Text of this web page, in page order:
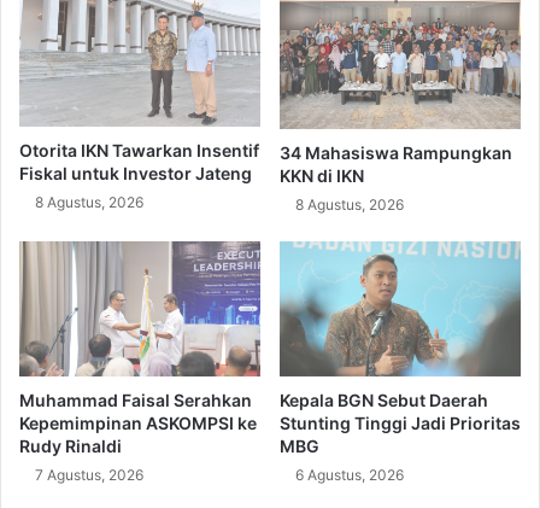
Otorita IKN Tawarkan Insentif
Fiskal untuk Investor Jateng
8 Agustus, 2026
34 Mahasiswa Rampungkan
KKN di IKN
8 Agustus, 2026
Muhammad Faisal Serahkan
Kepemimpinan ASKOMPSI ke
Rudy Rinaldi
7 Agustus, 2026
Kepala BGN Sebut Daerah
Stunting Tinggi Jadi Prioritas
MBG
6 Agustus, 2026